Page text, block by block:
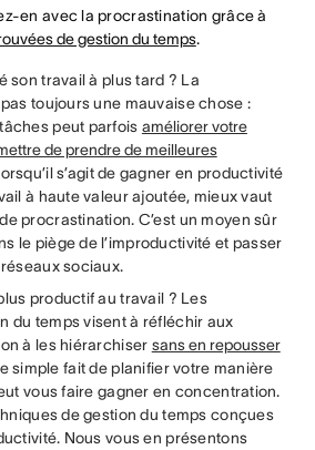
en avec la procrastination grâce à
de gestion du temps.
son travail à plus tard ? La
toujours une mauvaise chose :
peut parfois améliorer votre
de prendre de meilleures
s’agit de gagner en productivité
à haute valeur ajoutée, mieux vaut
procrastination. C’est un moyen sûr
le piège de l’improductivité et passer
sociaux.
productif au travail ? Les
du temps visent à réfléchir aux
à les hiérarchiser sans en repousser
simple fait de planifier votre manière
vous faire gagner en concentration.
de gestion du temps conçues
Nous vous en présentons